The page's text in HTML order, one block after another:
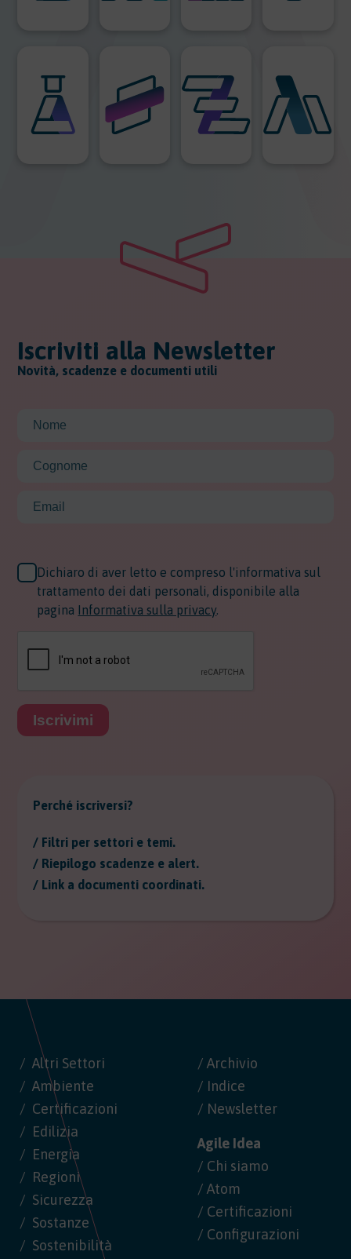
Iscriviti alla Newsletter
Novità, scadenze e documenti utili
Dichiaro di aver letto e compreso l'informativa sul
trattamento dei dati personali, disponibile alla
pagina Informativa sulla privacy.
Iscrivimi
Perché iscriversi?
/ Filtri per settori e temi.
/ Riepilogo scadenze e alert.
/ Link a documenti coordinati.
Altri Settori
Ambiente
Certificazioni
Edilizia
Energia
Regioni
Sicurezza
Sostanze
Sostenibilità
/ Archivio
/ Indice
/ Newsletter
Agile Idea
/ Chi siamo
/ Atom
/ Certificazioni
/ Configurazioni